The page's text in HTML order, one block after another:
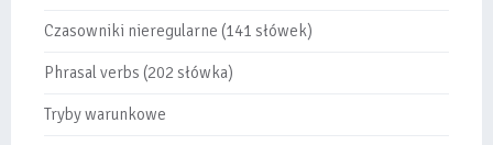
Czasowniki nieregularne (141 słówek)
Phrasal verbs (202 słówka)
Tryby warunkowe